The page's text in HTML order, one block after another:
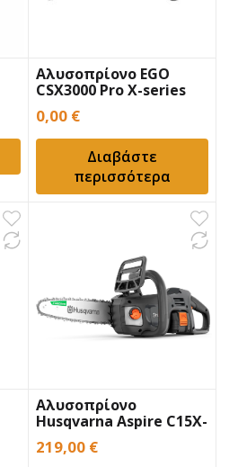
Αλυσοπρίονο EGO
CSX3000 Pro X-series
Μπαταρίας 025-081
0,00 €
Διαβάστε
περισσότερα
Αλυσοπρίονο
Husqvarna Aspire C15X-
P4A 18V μπαταρίας
219,00 €